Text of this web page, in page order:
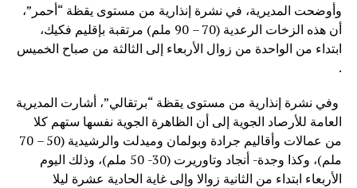
وأوضحت المديرية، في نشرة إنذارية من مستوى يقظة “أحمر”،
أن هذه الزخات الرعدية (70 – 90 ملم) مرتقبة بإقليم فكيك،
ابتداء من الواحدة من زوال الأربعاء إلى الثالثة من صباح الخميس
.
وفي نشرة إنذارية من مستوى يقظة “برتقالي”، أشارت المديرية
العامة للأرصاد الجوية إلى أن الظاهرة الجوية نفسها ستهم كلا
من عمالات وأقاليم جرادة وبولمان وميدلت والرشيدية (50 – 70
ملم)، وكذا وجدة- أنجاد وتاوريرت (30- 50 ملم)، وذلك اليوم
الأربعاء ابتداء من الثانية زوالا وإلى غاية الحادية عشرة ليلا